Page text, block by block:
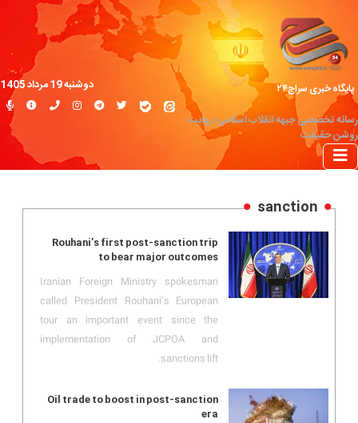
پایگاه خبری سراج۲۴
رسانه تخصصی جبهه انقلاب اسلامی؛ روایت
روشن حقیقت
دوشنبه 19 مرداد 1405
sanction
Rouhani’s first post-sanction trip
to bear major outcomes
Iranian Foreign Ministry spokesman
called President Rouhani’s European
tour an important event since the
implementation of JCPOA and
sanctions lift.
Oil trade to boost in post-sanction
era